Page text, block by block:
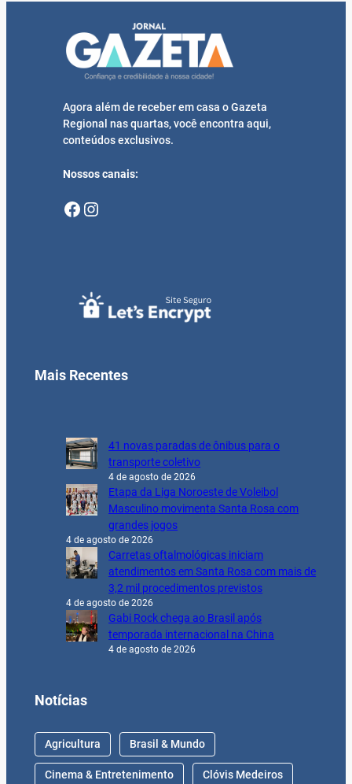
Agora além de receber em casa o Gazeta
Regional nas quartas, você encontra aqui,
conteúdos exclusivos.
Nossos canais:
Facebook Instagram
Mais Recentes
41 novas paradas de ônibus para o
transporte coletivo
4 de agosto de 2026
Etapa da Liga Noroeste de Voleibol
Masculino movimenta Santa Rosa com
grandes jogos
4 de agosto de 2026
Carretas oftalmológicas iniciam
atendimentos em Santa Rosa com mais de
3,2 mil procedimentos previstos
4 de agosto de 2026
Gabi Rock chega ao Brasil após
temporada internacional na China
4 de agosto de 2026
Notícias
Agricultura Brasil & Mundo
Cinema & Entretenimento Clóvis Medeiros